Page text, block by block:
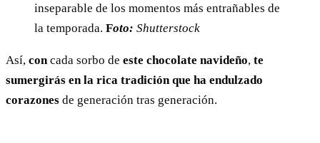
inseparable de los momentos más entrañables de
la temporada. Foto: Shutterstock
Así, con cada sorbo de este chocolate navideño, te
sumergirás en la rica tradición que ha endulzado
corazones de generación tras generación.